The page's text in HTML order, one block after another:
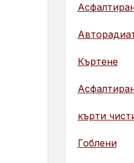
Къртене
кърти
Гоблени